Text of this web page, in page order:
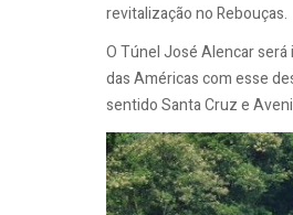
revitalização no Rebouças.
O Túnel José Alencar
das Américas com esse
sentido Santa Cruz e